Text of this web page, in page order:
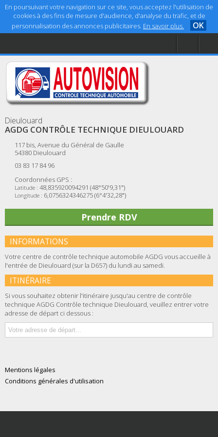
En poursuivant votre navigation sur ce site, vous acceptez l'utilisation de
cookies à des fins de mesure d'audience, d'analyse du trafic, et de
personnalisation des annonces publicitaires. En savoir plus. OK
Accueil
Aide
Mentions légales
Dieulouard
AGDG CONTRÔLE TECHNIQUE DIEULOUARD
117 bis, Avenue du Général de Gaulle
54380 Dieulouard
03 83 17 84 96
Coordonnées GPS :
Latitude : 48,835920094291 (48°50'9,31")
Longitude : 6,0756324346275 (6°4'32,28")
Prendre RDV
INFORMATIONS
Votre centre de contrôle technique automobile AGDG vous accueille à
l'entrée de Dieulouard (sur la D657) du lundi au samedi.
ITINÉRAIRE
Si vous souhaitez obtenir l'itinéraire jusqu'au centre de contrôle
technique AGDG Contrôle technique Dieulouard, veuillez entrer votre
adresse de départ ci dessous :
Mentions légales
Conditions générales d'utilisation